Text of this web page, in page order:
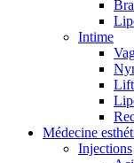
Intime
Médecine
Injections